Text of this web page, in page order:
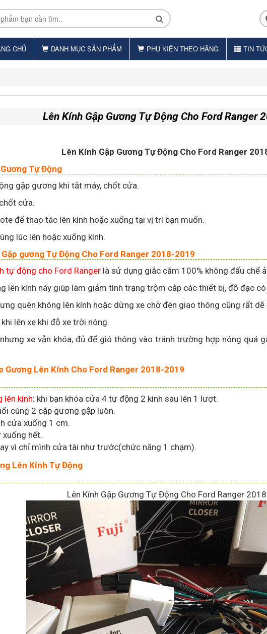
CHỦ DANH MỤC SẢN PHẨM PHỤ KIỆN THEO HÃNG TIN
Lên Kính Gập Gương Tự Động Cho Ford Ranger
Lên Kính Gập Gương Tự Động Cho Ford Ranger
Tự Động
gập gương khi tắt máy, chốt cửa.
cửa.
để thao tác lên kính hoặc xuống tại vị trí bạn muốn.
lúc lên hoặc xuống kính.
gương Tự Động Cho Ford Ranger 2018-2019
tự động cho Ford Ranger là sử dụng giắc cắm 100% không đấu chế
lên kính này giúp làm giảm tình trạng trộm cắp các thiết bị, đồ đạc
quên không lên kính hoặc dừng xe chờ đèn giao thông cũng rất
lên xe khi đỗ xe trời nóng.
xe vẫn khóa, đủ để gió thông vào tránh trường hợp nóng
Gương Lên Kính Cho Ford Ranger 2018-2019
lên kính: khi bạn khóa cửa 4 tự động 2 kính sau lên 1 lượt.
cùng 2 cặp gương gập luôn.
cửa xuống 1 cm.
xuống hết.
vì chỉ mình cửa tài như trước(chức năng 1 chạm).
Lên Kính Tự Động
Lên Kính Gập Gương Tự Động Cho Ford Ranger